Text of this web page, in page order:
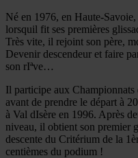
Né en 1976, en Haute-
lorsquil fit ses premières
Très vite, il rejoint son père,
Devenir descendeur et faire
son rIªve…
Il participe aux
avant de prendre le départ à
à Val dIsère en 1996. Après
niveau, il obtient son premier
descente du Critérium de la
centièmes du podium !